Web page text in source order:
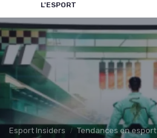
L'ESPORT
Esport Insiders Tendances en esport